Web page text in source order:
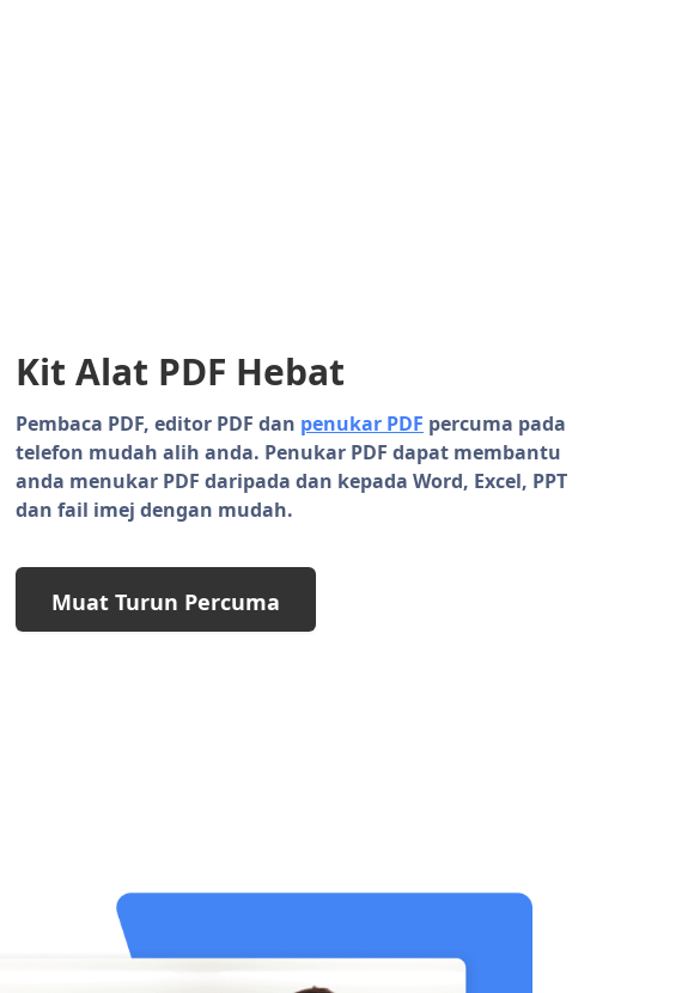
Kit Alat PDF Hebat
Pembaca PDF, editor PDF dan penukar PDF percuma pada
telefon mudah alih anda. Penukar PDF dapat membantu
anda menukar PDF daripada dan kepada Word, Excel, PPT
dan fail imej dengan mudah.
Muat Turun Percuma